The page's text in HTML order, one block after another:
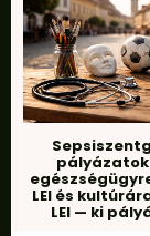
pályázatok
LEI és
LEI — ki